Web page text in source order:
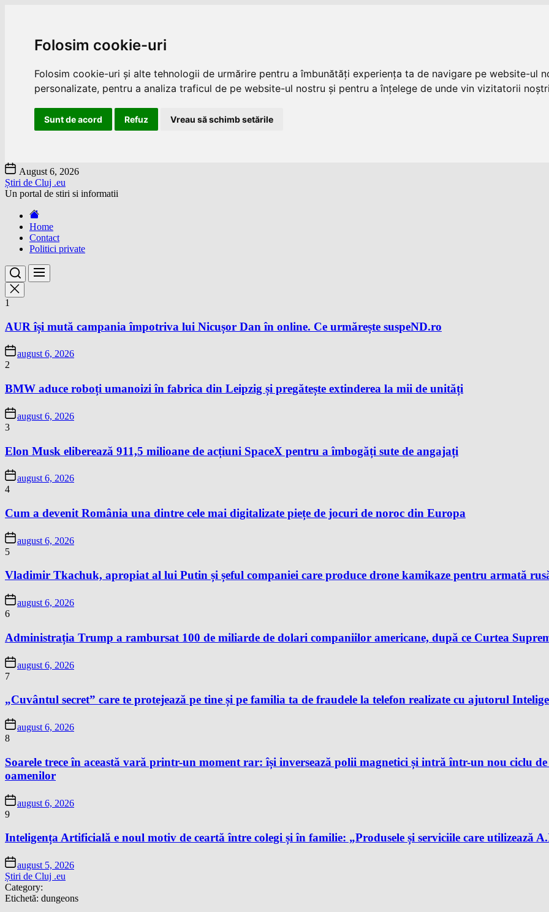
Folosim cookie-uri
Folosim cookie-uri și alte tehnologii de urmărire pentru a îmbunătăți experiența ta de navigare pe website-ul
personalizate, pentru a analiza traficul de pe website-ul nostru și pentru a înțelege de unde vin vizitatorii
Sunt de acord Refuz Vreau să schimb setările
Skip
to
the
content
August 6, 2026
Știri de Cluj .eu
Un portal de stiri si informatii
Home
Contact
Politici private
1
AUR își mută campania împotriva lui Nicușor Dan în online. Ce urmărește suspeND.ro
august 6, 2026
2
BMW aduce roboți umanoizi în fabrica din Leipzig și pregătește extinderea la mii de unități
august 6, 2026
3
Elon Musk eliberează 911,5 milioane de acțiuni SpaceX pentru a îmbogăți sute de angajați
august 6, 2026
4
Cum a devenit România una dintre cele mai digitalizate piețe de jocuri de noroc din Europa
august 6, 2026
5
Vladimir Tkachuk, apropiat al lui Putin și șeful companiei care produce drone kamikaze pentru armată
august 6, 2026
6
Administrația Trump a rambursat 100 de miliarde de dolari companiilor americane, după ce Curtea
august 6, 2026
7
„Cuvântul secret” care te protejează pe tine și pe familia ta de fraudele la telefon realizate cu ajutorul
august 6, 2026
8
Soarele trece în această vară printr-un moment rar: își inversează polii magnetici și intră într-un nou ciclu
oamenilor
august 6, 2026
9
Inteligența Artificială e noul motiv de ceartă între colegi și în familie: „Produsele și serviciile care utilizează
august 5, 2026
Știri de Cluj .eu
Category:
Etichetă: dungeons